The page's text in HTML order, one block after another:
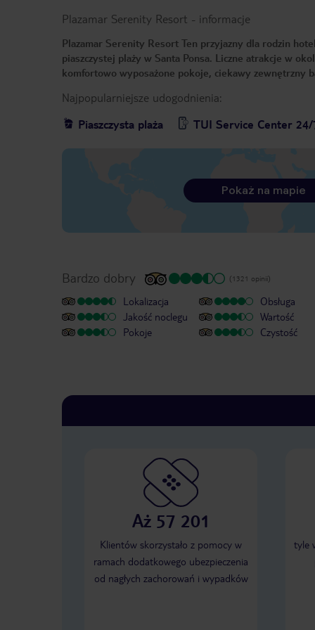
Plazamar Serenity Resort - informacje
Plazamar Serenity Resort Ten przyjazny dla rodzin
piaszczystej plaży w Santa Ponsa. Liczne atrakcje w
komfortowo wyposażone pokoje, ciekawy zewnętrzny
Najpopularniejsze udogodnienia:
Piaszczysta plaża
TUI Service Center
Pokaż na mapie
Bardzo dobry (1321 opinii)
Lokalizacja
Jakość noclegu
Pokoje
Obsługa
Wartość
Czystość
Aż 57 201
Klientów skorzystało z pomocy w
ramach dodatkowego ubezpieczenia
od nagłych zachorowań i wypadków
tyle